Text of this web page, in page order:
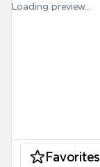
Loading preview...
Favorites